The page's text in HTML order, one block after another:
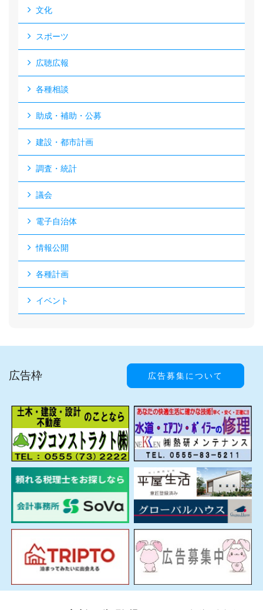
文化
スポーツ
広聴広報
各種相談
助成・補助・公募
建設・都市計画
調査・統計
議会
電子自治体
情報公開
各種計画
イベント
広告枠 広告募集について